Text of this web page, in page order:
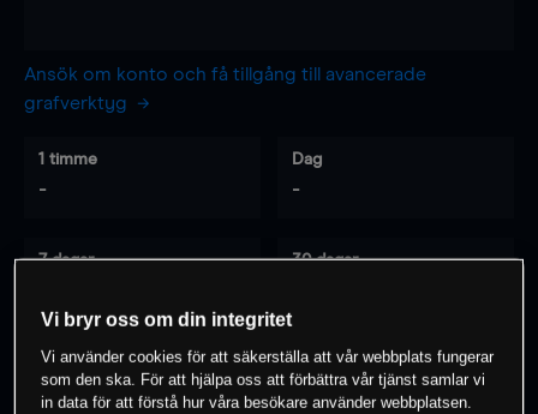
Ansök om konto och få tillgång till avancerade
grafverktyg
1 timme
-
Dag
-
7 dagar 30 dagar
0% av kunderna har en position i detta
Vi bryr oss om din integritet
Vi använder cookies för att säkerställa att vår webbplats fungerar
som den ska. För att hjälpa oss att förbättra vår tjänst samlar vi
in data för att förstå hur våra besökare använder webbplatsen.